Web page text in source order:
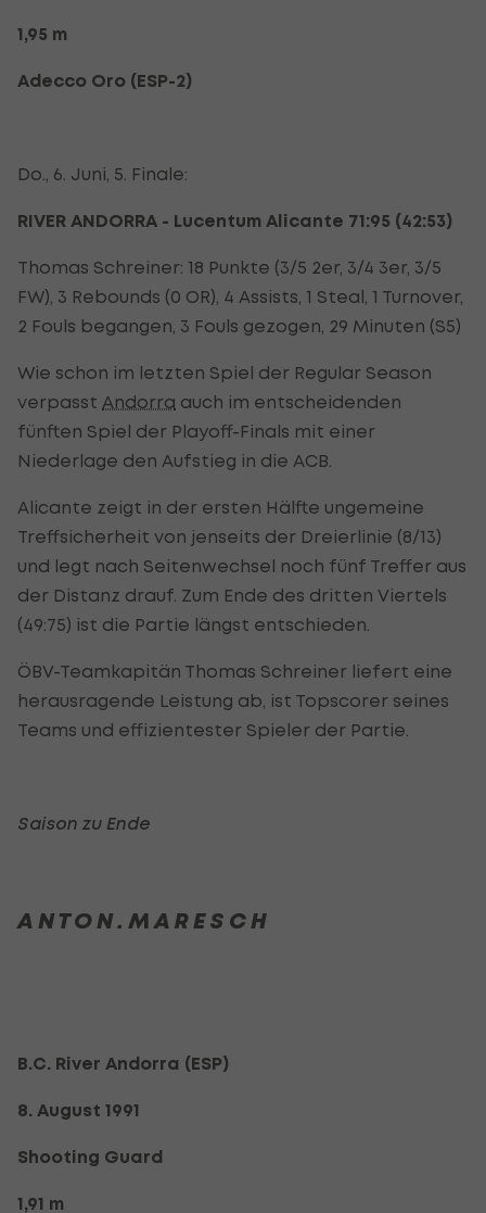
1,95 m
Adecco Oro (ESP-2)
Do., 6. Juni, 5. Finale:
RIVER ANDORRA - Lucentum Alicante 71:95 (42:53)
Thomas Schreiner: 18 Punkte (3/5 2er, 3/4 3er, 3/5
FW), 3 Rebounds (0 OR), 4 Assists, 1 Steal, 1 Turnover,
2 Fouls begangen, 3 Fouls gezogen, 29 Minuten (S5)
Wie schon im letzten Spiel der Regular Season
verpasst Andorra auch im entscheidenden
fünften Spiel der Playoff-Finals mit einer
Niederlage den Aufstieg in die ACB.
Alicante zeigt in der ersten Hälfte ungemeine
Treffsicherheit von jenseits der Dreierlinie (8/13)
und legt nach Seitenwechsel noch fünf Treffer aus
der Distanz drauf. Zum Ende des dritten Viertels
(49:75) ist die Partie längst entschieden.
ÖBV-Teamkapitän Thomas Schreiner liefert eine
herausragende Leistung ab, ist Topscorer seines
Teams und effizientester Spieler der Partie.
Saison zu Ende
A N T O N . M A R E S C H
B.C. River Andorra (ESP)
8. August 1991
Shooting Guard
1,91 m